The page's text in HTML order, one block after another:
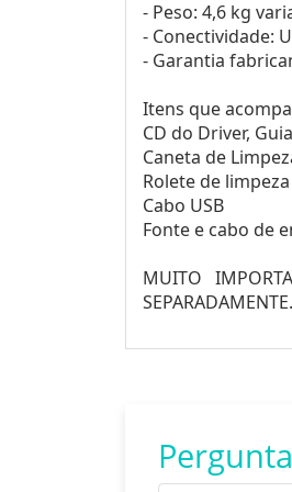
- Peso: 4,6 kg
- Conectividade:
- Garantia
Itens que
CD do Driver,
Caneta de
Rolete de
Cabo USB
Fonte e cabo de
MUITO
SEPARADAMENTE.